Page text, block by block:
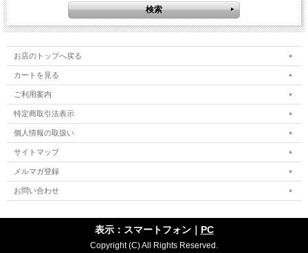
お店のトップへ戻る
カートを見る
ご利用案内
特定商取引法表示
個人情報の取扱い
サイトマップ
メルマガ登録
お問い合わせ
表示：スマートフォン｜ PC
Copyright (C) All Rights Reserved.